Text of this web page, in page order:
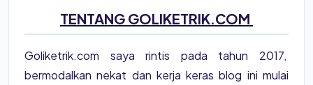
TENTANG GOLIKETRIK.COM
Goliketrik.com saya rintis pada tahun 2017,
bermodalkan nekat dan kerja keras blog ini mulai